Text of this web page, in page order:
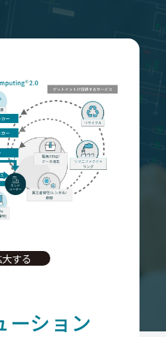
する
ーション